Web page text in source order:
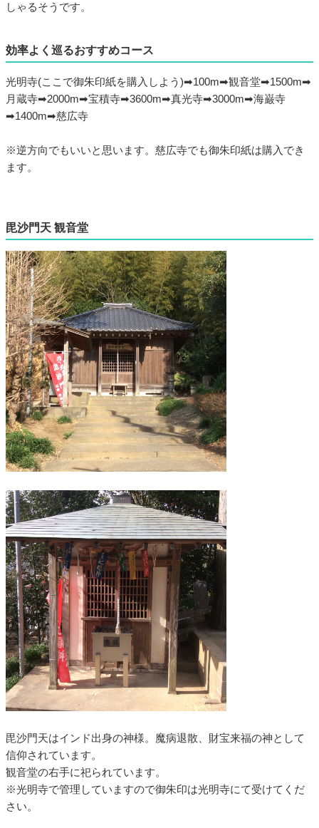
しゃるそうです。
効率よく巡るおすすめコース
光明寺(ここで御朱印紙を購入しよう)➡︎100m➡︎観音堂➡︎1500m➡︎
月蔵寺➡︎2000m➡︎宝積寺➡︎3600m➡︎真光寺➡︎3000m➡︎海巌寺
➡︎1400m➡︎慈広寺
※逆方向でもいいと思います。慈広寺でも御朱印紙は購入でき
ます。
毘沙門天 観音堂
毘沙門天はインド出身の神様。魔病退散、財宝来福の神として
信仰されています。
観音堂の右手に祀られています。
※光明寺で管理していますので御朱印は光明寺にて受けてくだ
さい。